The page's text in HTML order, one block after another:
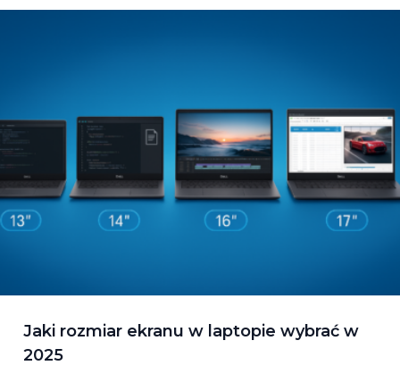
Jaki rozmiar ekranu w laptopie wybrać w
2025